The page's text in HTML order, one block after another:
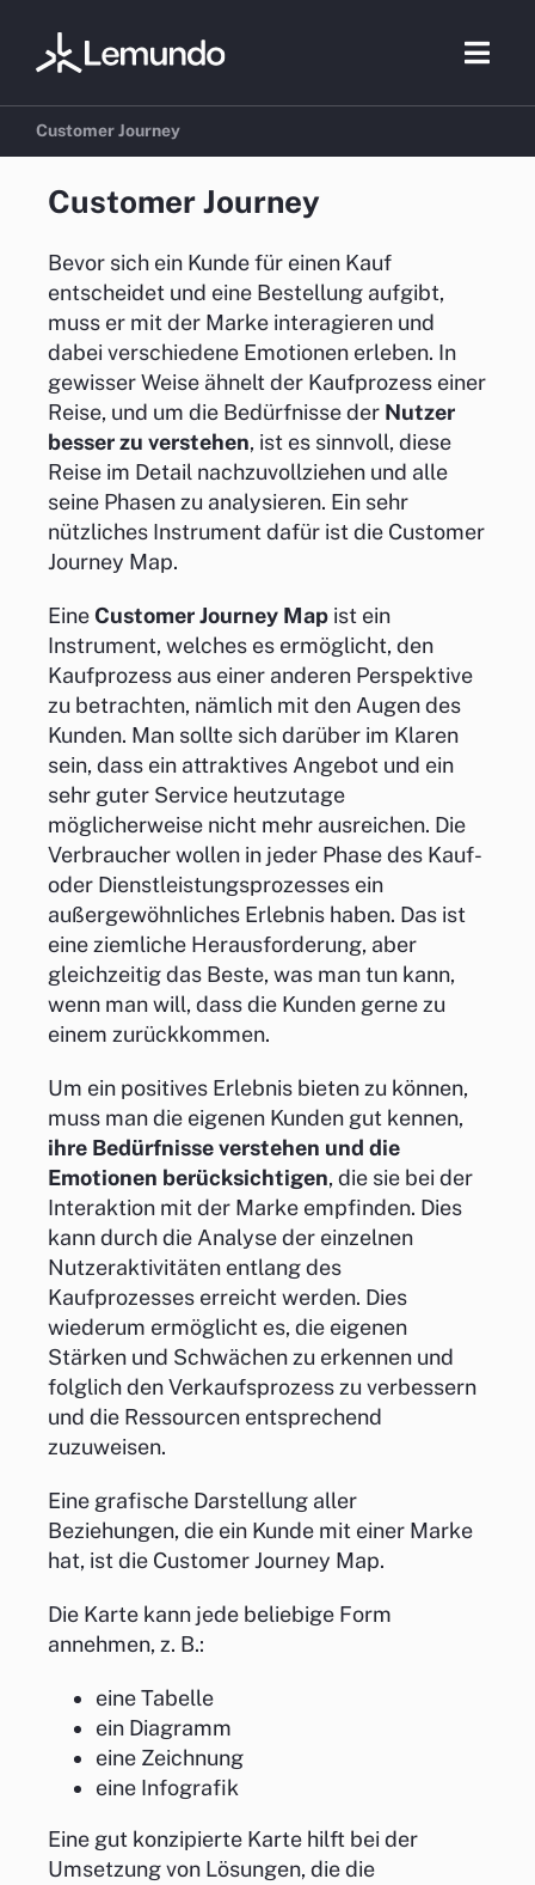
springen
Beratung
E-
Marketing
Branchen
Über uns
Customer Journey
Customer Journey
Bevor sich ein Kunde für einen Kauf
entscheidet und eine Bestellung aufgibt,
muss er mit der Marke interagieren und
dabei verschiedene Emotionen erleben. In
gewisser Weise ähnelt der Kaufprozess einer
Reise, und um die Bedürfnisse der Nutzer
besser zu verstehen, ist es sinnvoll, diese
Reise im Detail nachzuvollziehen und alle
seine Phasen zu analysieren. Ein sehr
nützliches Instrument dafür ist die Customer
Journey Map.
EineCustomer Journey Mapist ein
Instrument, welches es ermöglicht, den
Kaufprozess aus einer anderen Perspektive
zu betrachten, nämlich mit den Augen des
Kunden. Man sollte sich darüber im Klaren
sein, dass ein attraktives Angebot und ein
sehr guter Service heutzutage
möglicherweise nicht mehr ausreichen. Die
Verbraucher wollen in jeder Phase des Kauf-
oder Dienstleistungsprozesses ein
außergewöhnliches Erlebnis haben. Das ist
eine ziemliche Herausforderung, aber
gleichzeitig das Beste, was man tun kann,
wenn man will, dass die Kunden gerne zu
einem zurückkommen.
Um ein positives Erlebnis bieten zu können,
muss man die eigenen Kunden gut kennen,
ihre Bedürfnisse verstehen und die
Emotionen berücksichtigen, die sie bei der
Interaktion mit der Marke empfinden. Dies
kann durch die Analyse der einzelnen
Nutzeraktivitäten entlang des
Kaufprozesses erreicht werden. Dies
wiederum ermöglicht es, die eigenen
Stärken und Schwächen zu erkennen und
folglich den Verkaufsprozess zu verbessern
und die Ressourcen entsprechend
zuzuweisen.
Eine grafische Darstellung aller
Beziehungen, die ein Kunde mit einer Marke
hat, ist die Customer Journey Map.
Die Karte kann jede beliebige Form
annehmen, z. B.:
eine Tabelle
ein Diagramm
eine Zeichnung
eine Infografik
Eine gut konzipierte Karte hilft bei der
Umsetzung von Lösungen, die die